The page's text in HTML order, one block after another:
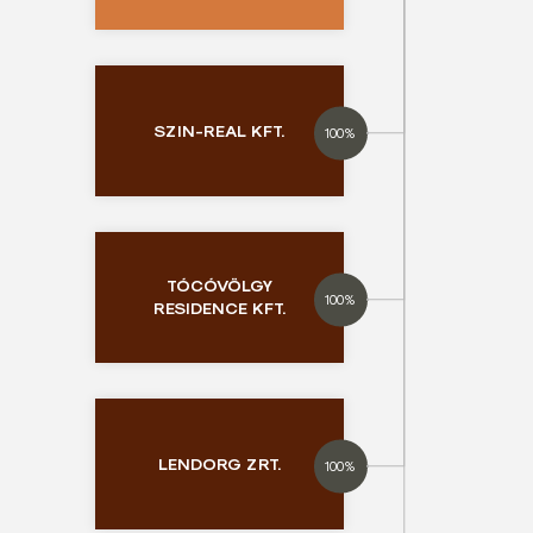
100%
SZIN-REAL KFT.
100%
TÓCÓVÖLGY
RESIDENCE KFT.
100%
LENDORG ZRT.